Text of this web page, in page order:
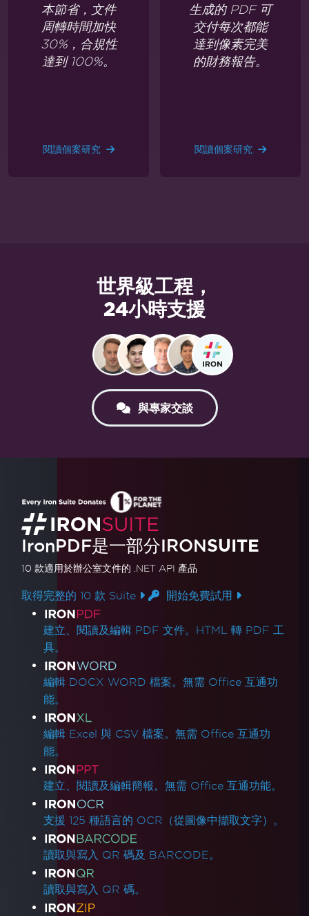
本節省，文件
周轉時間加快
30%，合規性
達到 100%。
閱讀個案研究
生成的 PDF 可
交付每次都能
達到像素完美
的財務報告。
閱讀個案研究
世界級工程，
24小時支援
與專家交談
IronPDF是一部分IRONSUITE
10 款適用於辦公室文件的 .NET API 產品
取得完整的 10 款 Suite 開始免費試用
產品連結
建立、閱讀及編輯 PDF 文件。HTML 轉 PDF 工
具。
編輯 DOCX WORD 檔案。無需 Office 互通功
能。
編輯 Excel 與 CSV 檔案。無需 Office 互通功
能。
建立、閱讀及編輯簡報。無需 Office 互通功能。
支援 125 種語言的 OCR（從圖像中擷取文字）。
讀取與寫入 QR 碼及 BARCODE。
讀取與寫入 QR 碼。